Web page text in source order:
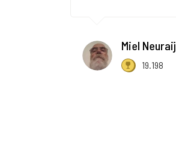
Miel Neuraij
19.198